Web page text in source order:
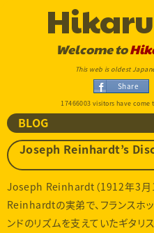
Welcome to
This web is oldest
Share
17466003 visitors have come
BLOG
Joseph Reinhardt’s
Joseph Reinhardt（1912年3月
Reinhardtの実弟で、フランスホ
ンドのリズムを支えていたギタリ